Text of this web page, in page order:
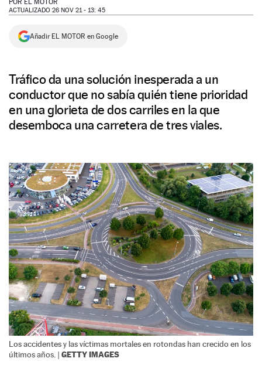
NEWSLETTER
POR EL MOTOR
ACTUALIZADO 26 NOV 21 - 13: 45
Añadir EL MOTOR en Google
Tráfico da una solución inesperada a un
conductor que no sabía quién tiene prioridad
en una glorieta de dos carriles en la que
desemboca una carretera de tres viales.
Los accidentes y las víctimas mortales en rotondas han crecido en los
últimos años. | GETTY IMAGES